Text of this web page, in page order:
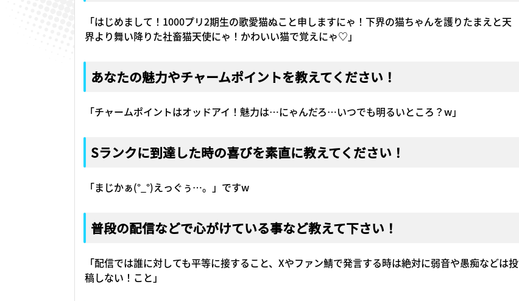
「はじめまして！1000プリ2期生の歌愛猫ぬこと申しますにゃ！下界の猫ちゃんを護りたまえと天
界より舞い降りた社畜猫天使にゃ！かわいい猫で覚えにゃ♡」
あなたの魅力やチャームポイントを教えてください！
「チャームポイントはオッドアイ！魅力は…にゃんだろ…いつでも明るいところ？w」
Sランクに到達した時の喜びを素直に教えてください！
「まじかぁ(°_°)えっぐぅ…。」ですw
普段の配信などで心がけている事など教えて下さい！
「配信では誰に対しても平等に接すること、Xやファン鯖で発言する時は絶対に弱音や愚痴などは投
稿しない！こと」